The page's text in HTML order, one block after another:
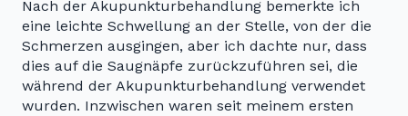
Nach der Akupunkturbehandlung bemerkte ich
eine leichte Schwellung an der Stelle, von der die
Schmerzen ausgingen, aber ich dachte nur, dass
dies auf die Saugnäpfe zurückzuführen sei, die
während der Akupunkturbehandlung verwendet
wurden. Inzwischen waren seit meinem ersten